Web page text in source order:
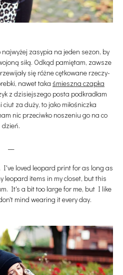
zasypia na jeden sezon, by
siłą. Odkąd pamiętam, zawsze
się różne cętkowane rzeczy-
nawet taka śmieszna czapka
z dzisiejszego posta podkradłam
za duży, to jako miłośniczka
nic przeciwko noszeniu go na co
dzień.
I've loved leopard print for as long as
leopard items in my closet, but this
It's a bit too large for me, but I like
mind wearing it every day.